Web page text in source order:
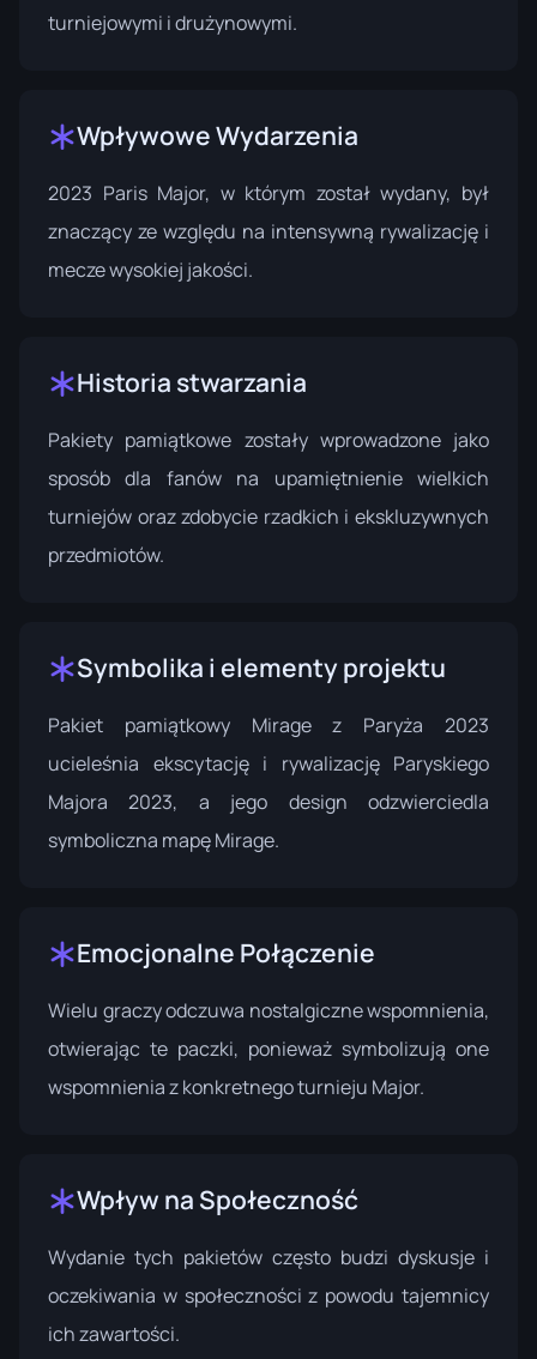
turniejowymi i drużynowymi.
Wpływowe Wydarzenia
2023 Paris Major, w którym został wydany, był
znaczący ze względu na intensywną rywalizację i
mecze wysokiej jakości.
Historia stwarzania
Pakiety pamiątkowe zostały wprowadzone jako
sposób dla fanów na upamiętnienie wielkich
turniejów oraz zdobycie rzadkich i ekskluzywnych
przedmiotów.
Symbolika i elementy projektu
Pakiet pamiątkowy Mirage z Paryża 2023
ucieleśnia ekscytację i rywalizację Paryskiego
Majora 2023, a jego design odzwierciedla
symboliczna mapę Mirage.
Emocjonalne Połączenie
Wielu graczy odczuwa nostalgiczne wspomnienia,
otwierając te paczki, ponieważ symbolizują one
wspomnienia z konkretnego turnieju Major.
Wpływ na Społeczność
Wydanie tych pakietów często budzi dyskusje i
oczekiwania w społeczności z powodu tajemnicy
ich zawartości.